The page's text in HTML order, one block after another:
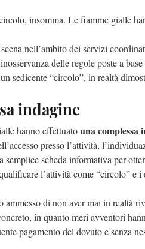
insomma. Le fiamme gialle
scena nell’ambito dei servizi
delle regole poste a
sedicente “circolo”, in realtà
indagine
hanno effettuatouna complessa
presso l’attività,
scheda informativa per
l’attività come “circolo” e
di non aver mai in realtà
in quanto meri avventori
pagamento del dovuto e senza